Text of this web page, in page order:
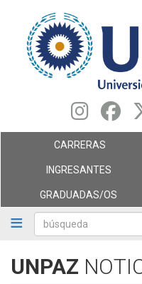
contenido
principal
búsqueda
CARRERAS
INGRESANTES
GRADUADAS/OS
UNPAZ